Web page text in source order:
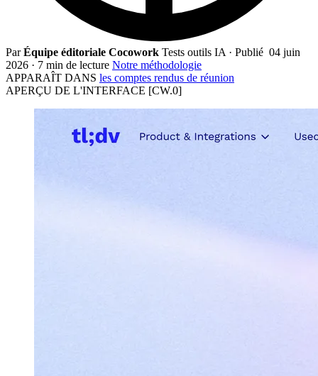
ParÉquipe éditoriale Cocowork Tests outils IA · Publié 04 juin
2026 · 7 min de lecture Notre méthodologie
APPARAÎT DANS les comptes rendus de réunion
APERÇU DE L'INTERFACE [CW.0]